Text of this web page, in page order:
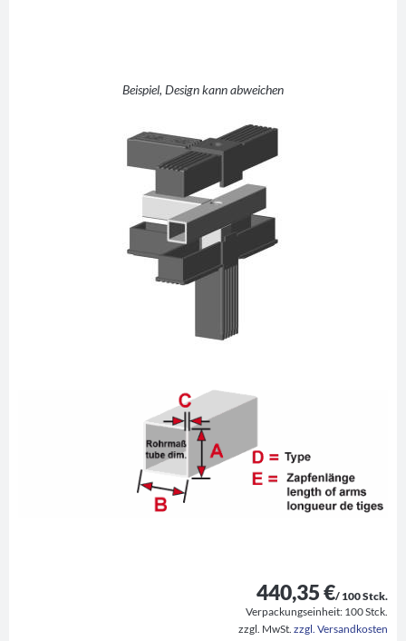
T +1 (T-Stück mitBeispiel, Design kann abweichen
440,35 €/ 100 Stck.
Verpackungseinheit: 100 Stck.
zzgl. MwSt. zzgl. Versandkosten